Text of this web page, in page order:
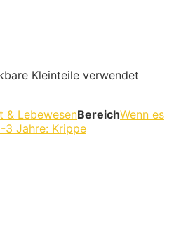
Kleinteile verwendet
& LebewesenBereichWenn es
3 Jahre: Krippe